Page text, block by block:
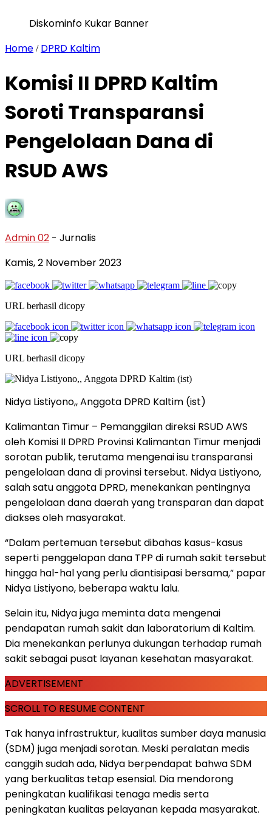
Diskominfo Kukar Banner
Home / DPRD Kaltim
Komisi II DPRD Kaltim
Soroti Transparansi
Pengelolaan Dana di
RSUD AWS
Admin 02 - Jurnalis
Kamis, 2 November 2023
URL berhasil dicopy
URL berhasil dicopy
Nidya Listiyono,, Anggota DPRD Kaltim (ist)
Kalimantan Timur – Pemanggilan direksi RSUD AWS
oleh Komisi II DPRD Provinsi Kalimantan Timur menjadi
sorotan publik, terutama mengenai isu transparansi
pengelolaan dana di provinsi tersebut. Nidya Listiyono,
salah satu anggota DPRD, menekankan pentingnya
pengelolaan dana daerah yang transparan dan dapat
diakses oleh masyarakat.
“Dalam pertemuan tersebut dibahas kasus-kasus
seperti penggelapan dana TPP di rumah sakit tersebut
hingga hal-hal yang perlu diantisipasi bersama,” papar
Nidya Listiyono, beberapa waktu lalu.
Selain itu, Nidya juga meminta data mengenai
pendapatan rumah sakit dan laboratorium di Kaltim.
Dia menekankan perlunya dukungan terhadap rumah
sakit sebagai pusat layanan kesehatan masyarakat.
ADVERTISEMENT
SCROLL TO RESUME CONTENT
Tak hanya infrastruktur, kualitas sumber daya manusia
(SDM) juga menjadi sorotan. Meski peralatan medis
canggih sudah ada, Nidya berpendapat bahwa SDM
yang berkualitas tetap esensial. Dia mendorong
peningkatan kualifikasi tenaga medis serta
peningkatan kualitas pelayanan kepada masyarakat.